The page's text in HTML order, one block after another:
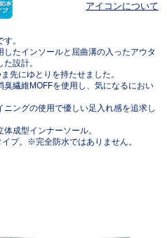
アイコンについて
。
たインソールと屈曲溝の入ったアウタ
設計。
先にゆとりを持たせました。
繊維MOFFを使用し、気になるにおい
ングの使用で優しい足入れ感を追求し
成型インナーソール。
プ。※完全防水ではありません。